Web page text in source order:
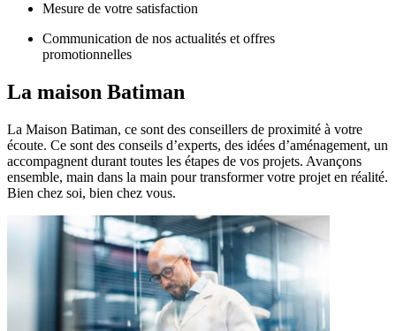
Mesure de votre satisfaction
Communication de nos actualités et offres
promotionnelles
La maison Batiman
La Maison Batiman, ce sont des conseillers de proximité à votre
écoute. Ce sont des conseils d’experts, des idées d’aménagement, un
accompagnent durant toutes les étapes de vos projets. Avançons
ensemble, main dans la main pour transformer votre projet en réalité.
Bien chez soi, bien chez vous.